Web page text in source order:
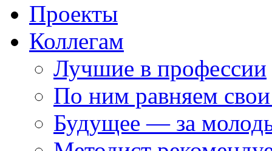
Проекты
Коллегам
Лучшие в профессии
По ним равняем
Будущее — за